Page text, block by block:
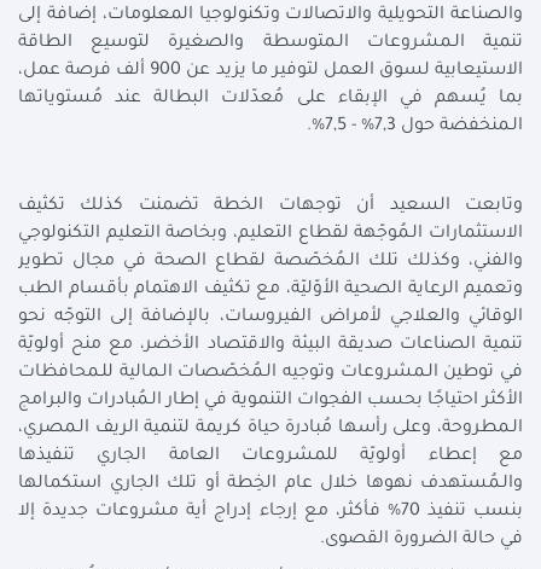
والصناعة التحويلية والاتصالات وتكنولوجيا المعلومات، إضافة إلى
تنمية الـمشروعات الـمتوسطة والصغيرة لتوسيع الطاقة
الاستيعابية لسوق العمل لتوفير ما يزيد عن 900 ألف فرصة عمل،
بما يُسهم في الإبقاء على مُعدّلات البطالة عند مُستوياتها
الـمنخفضة حول 7,3% - 7,5%.
وتابعت السعيد أن توجهات الخطة تضمنت كذلك تكثيف
الاستثمارات الـمُوجّهة لقطاع التعليم، وبخاصة التعليم التكنولوجي
والفني، وكذلك تلك الـمُخصّصة لقطاع الصحة في مجال تطوير
وتعميم الرعاية الصحية الأوّليّة، مع تكثيف الاهتمام بأقسام الطب
الوقائي والعلاجي لأمراض الفيروسات، بالإضافة إلى التوجّه نحو
تنمية الصناعات صديقة البيئة والاقتصاد الأخضر، مع منح أولويّة
في توطين الـمشروعات وتوجيه الـمُخصّصات الـمالية للـمحافظات
الأكثر احتياجًا بحسب الفجوات التنموية في إطار الـمُبادرات والبرامج
الـمطروحة، وعلى رأسها مُبادرة حياة كريمة لتنمية الريف الـمصري،
مع إعطاء أولويّة للمشروعات العامة الجاري تنفيذها
والـمُستهدف نهوها خلال عام الخِطة أو تلك الجاري استكمالها
بنسب تنفيذ 70% فأكثر، مع إرجاء إدراج أية مشروعات جديدة إلا
في حالة الضرورة القصوى.